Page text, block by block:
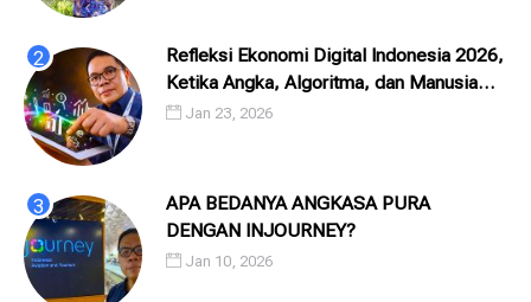
Refleksi Ekonomi Digital Indonesia 2026,
Ketika Angka, Algoritma, dan Manusia
Saling Menatap
Jan 23, 2026
APA BEDANYA ANGKASA PURA
DENGAN INJOURNEY?
Jan 10, 2026